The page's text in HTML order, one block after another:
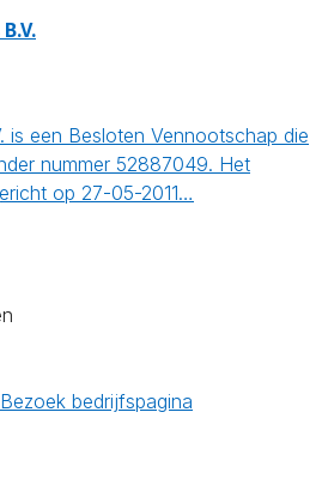
is een Besloten Vennootschap die
nummer 52887049. Het
op 27-05-2011…
Bezoek bedrijfspagina